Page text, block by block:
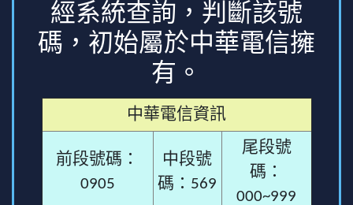
經系統查詢，判斷該號
碼，初始屬於中華電信擁
有。
中華電信資訊
前段號碼：
0905
中段號
碼：569
尾段號
碼：
000~999